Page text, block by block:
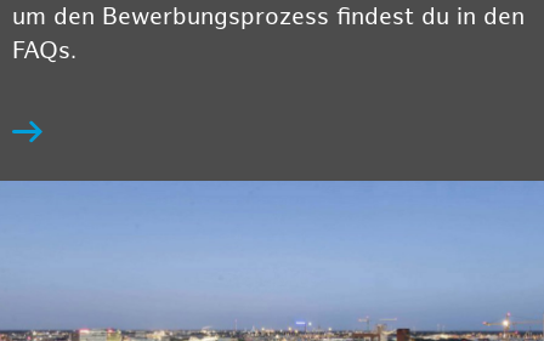
um den Bewerbungsprozess findest du in den
FAQs.